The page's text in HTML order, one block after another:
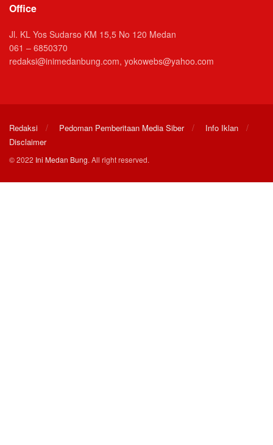
Office
Jl. KL Yos Sudarso KM 15,5 No 120 Medan
061 – 6850370
redaksi@inimedanbung.com, yokowebs@yahoo.com
Redaksi Pedoman Pemberitaan Media Siber
Info Iklan
Disclaimer
© 2022 Ini Medan Bung. All right reserved.